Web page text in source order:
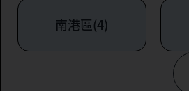
南港區(4)